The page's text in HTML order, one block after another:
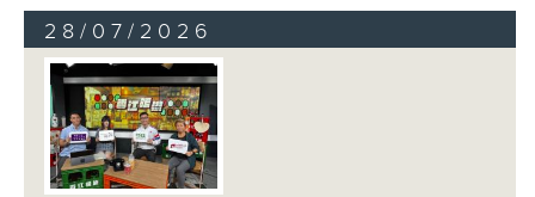
28/07/2026